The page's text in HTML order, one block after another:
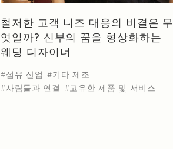
철저한 고객 니즈 대응의 비결은 무
엇일까? 신부의 꿈을 형상화하는
웨딩 디자이너
섬유 산업
기타 제조
사람들과 연결
고유한 제품 및 서비스